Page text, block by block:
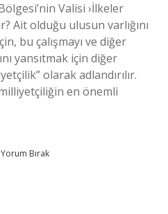
Valisi ›İlkeler
Ait olduğu ulusun varlığını
bu çalışmayı ve diğer
yansıtmak için diğer
olarak adlandırılır.
en önemli
Yorum Bırak